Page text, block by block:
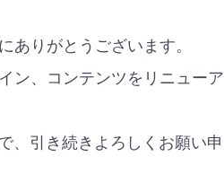
りがとうございます。
ン、コンテンツをリニューア
、引き続きよろしくお願い申